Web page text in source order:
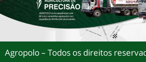
Agropolo – Todos os direitos